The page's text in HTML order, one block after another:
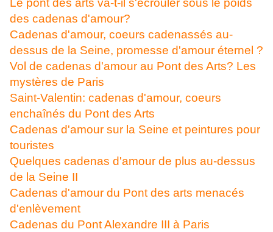
Le pont des arts va-t-il s'écrouler sous le poids
des cadenas d'amour?
Cadenas d'amour, coeurs cadenassés au-
dessus de la Seine, promesse d'amour éternel ?
Vol de cadenas d'amour au Pont des Arts? Les
mystères de Paris
Saint-Valentin: cadenas d'amour, coeurs
enchaînés du Pont des Arts
Cadenas d'amour sur la Seine et peintures pour
touristes
Quelques cadenas d'amour de plus au-dessus
de la Seine II
Cadenas d'amour du Pont des arts menacés
d'enlèvement
Cadenas du Pont Alexandre III à Paris